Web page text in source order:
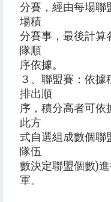
分賽，經由每場聯
場積
分賽事，最後計算
隊順
序依據。
３、聯盟賽：依據
排出順
序，積分高者可依
此方
式自選組成數個聯
隊伍
數決定聯盟個數)
軍。